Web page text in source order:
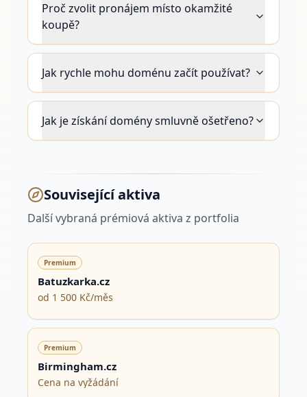
Proč zvolit pronájem místo okamžité
koupě?
Jak rychle mohu doménu začít používat?
Jak je získání domény smluvně ošetřeno?
Související aktiva
Další vybraná prémiová aktiva z portfolia
Premium
Batuzkarka.cz
od 1 500 Kč/měs
Premium
Birmingham.cz
Cena na vyžádání